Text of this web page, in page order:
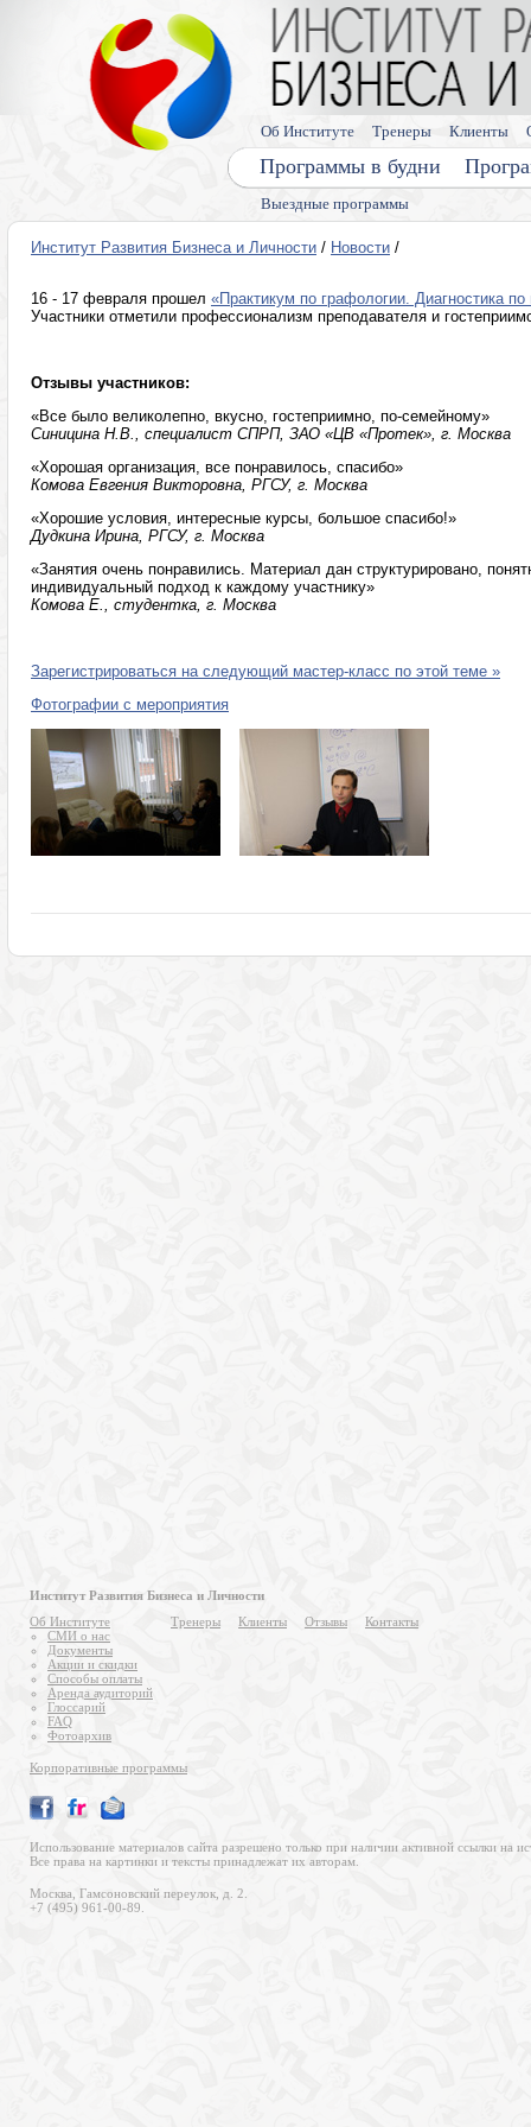
Выездные программы
Программы в будни
Об Институте Тренеры Клиенты
Институт Развития Бизнеса и Личности / Новости /
16 - 17 февраля прошел «Практикум по графологии. Диагностика по
Участники отметили профессионализм преподавателя и
Отзывы участников:
«Все было великолепно, вкусно, гостеприимно, по-семейному»
Синицина Н.В., специалист СПРП, ЗАО «ЦВ «Протек», г. Москва
«Хорошая организация, все понравилось, спасибо»
Комова Евгения Викторовна, РГСУ, г. Москва
«Хорошие условия, интересные курсы, большое спасибо!»
Дудкина Ирина, РГСУ, г. Москва
«Занятия очень понравились. Материал дан структурировано,
индивидуальный подход к каждому участнику»
Комова Е., студентка, г. Москва
Зарегистрироваться на следующий мастер-класс по этой теме »
Фотографии с мероприятия
Институт Развития Бизнеса и Личности
Об Институте
СМИ о нас
Документы
Акции и скидки
Способы оплаты
Аренда аудиторий
Глоссарий
FAQ
Фотоархив
Тренеры Клиенты Отзывы Контакты
Корпоративные программы
Использование материалов сайта разрешено только при наличии активной ссылки на
Все права на картинки и тексты принадлежат их авторам.
Москва, Гамсоновский переулок, д. 2.
+7 (495) 961-00-89.